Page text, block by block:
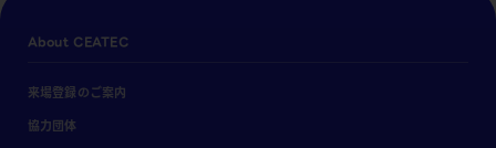
About CEATEC
来場登録のご案内
協力団体